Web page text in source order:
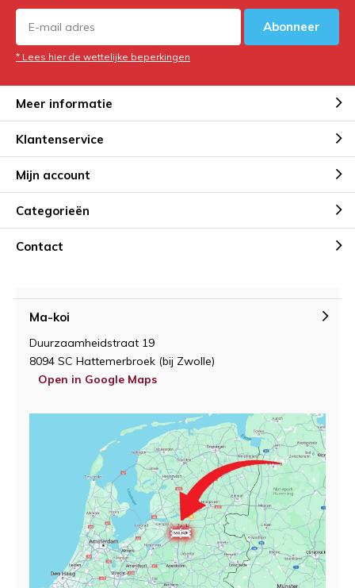
Abonneer
* Lees hier de wettelijke beperkingen
Meer informatie
Klantenservice
Mijn account
Categorieën
Contact
Ma-koi
Duurzaamheidstraat 19
8094 SC Hattemerbroek (bij Zwolle)
Open in Google Maps